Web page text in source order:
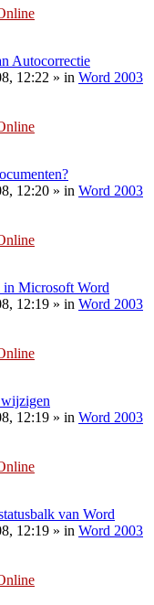
Autocorrectie
12:22 » in Word 2003
12:20 » in Word 2003
in Microsoft Word
12:19 » in Word 2003
12:19 » in Word 2003
van Word
12:19 » in Word 2003